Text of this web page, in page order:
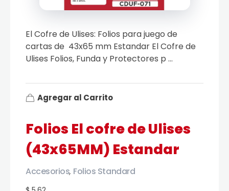
Folios El cofre de Ulises
(43x65MM) Estandar
Accesorios, Folios Standard
El Cofre de Ulises: Folios para juego de
cartas de 43x65 mm Estandar El Cofre de
Ulises Folios, Funda y Protectores p ...
Agregar al Carrito